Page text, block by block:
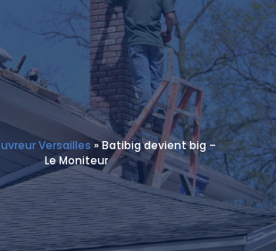
Versailles »Batibig devient big –
Le Moniteur